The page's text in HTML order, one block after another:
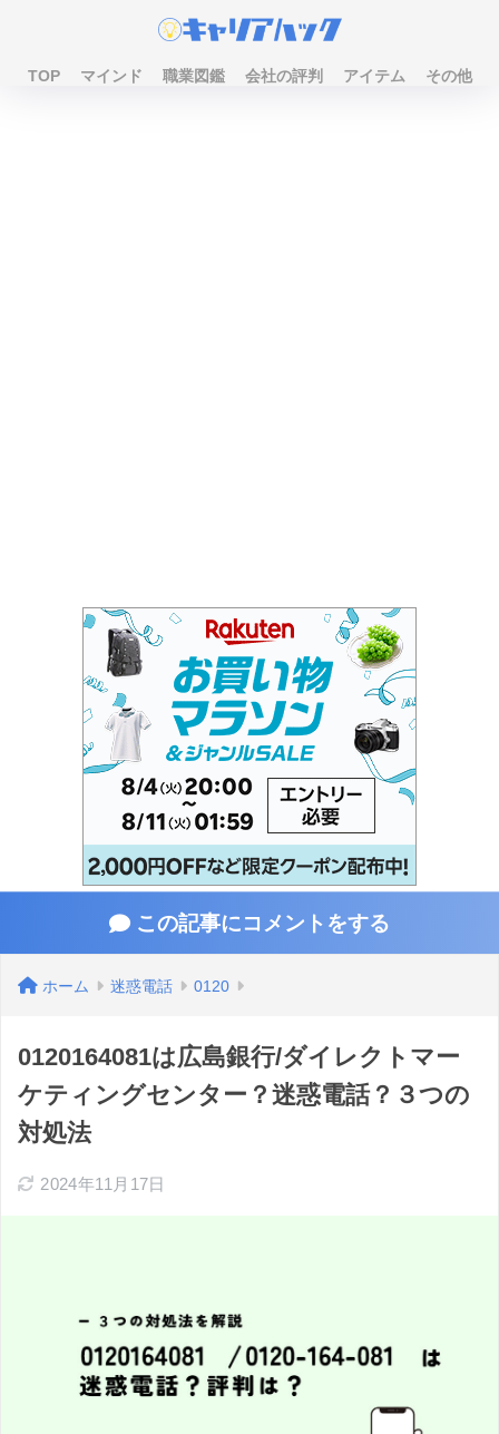
TOP マインド 職業図鑑 会社の評判 アイテム その他
この記事にコメントをする
ホーム 迷惑電話 0120
0120164081は広島銀行/ダイレクトマー
ケティングセンター？迷惑電話？３つの
対処法
2024年11月17日